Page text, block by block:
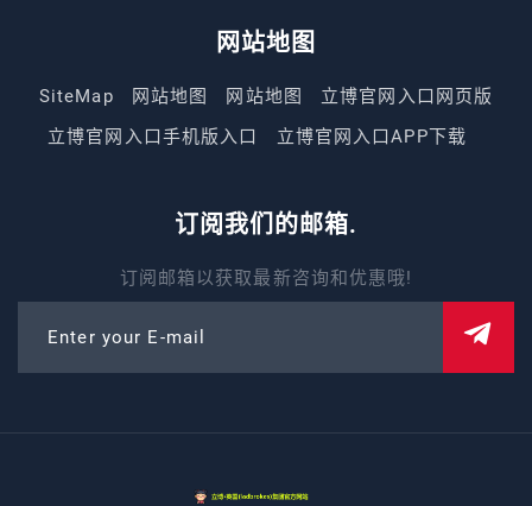
网站地图
SiteMap 网站地图 网站地图
立博官网入口网页版
立博官网入口手机版入口
立博官网入口APP下载
订阅我们的邮箱.
订阅邮箱以获取最新咨询和优惠哦!
Enter your E-mail